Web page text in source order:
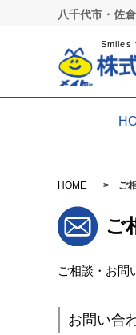
八千代市・佐
Smiles
HOME ご
ご
ご相談・お問
お問い合